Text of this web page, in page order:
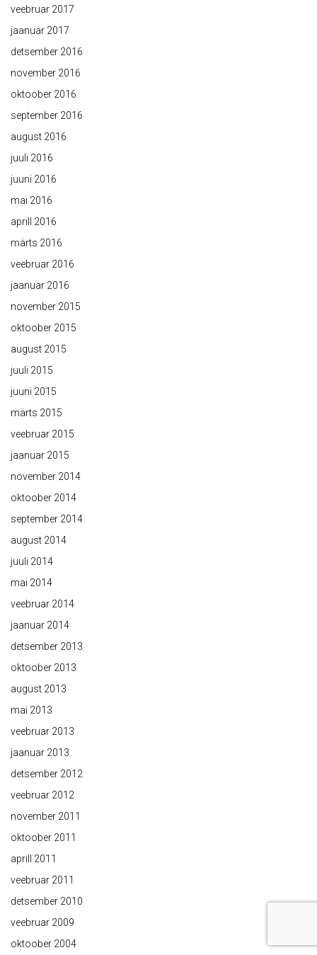
veebruar 2017
jaanuar 2017
detsember 2016
november 2016
oktoober 2016
september 2016
august 2016
juuli 2016
juuni 2016
mai 2016
aprill 2016
märts 2016
veebruar 2016
jaanuar 2016
november 2015
oktoober 2015
august 2015
juuli 2015
juuni 2015
märts 2015
veebruar 2015
jaanuar 2015
november 2014
oktoober 2014
september 2014
august 2014
juuli 2014
mai 2014
veebruar 2014
jaanuar 2014
detsember 2013
oktoober 2013
august 2013
mai 2013
veebruar 2013
jaanuar 2013
detsember 2012
veebruar 2012
november 2011
oktoober 2011
aprill 2011
veebruar 2011
detsember 2010
veebruar 2009
oktoober 2004